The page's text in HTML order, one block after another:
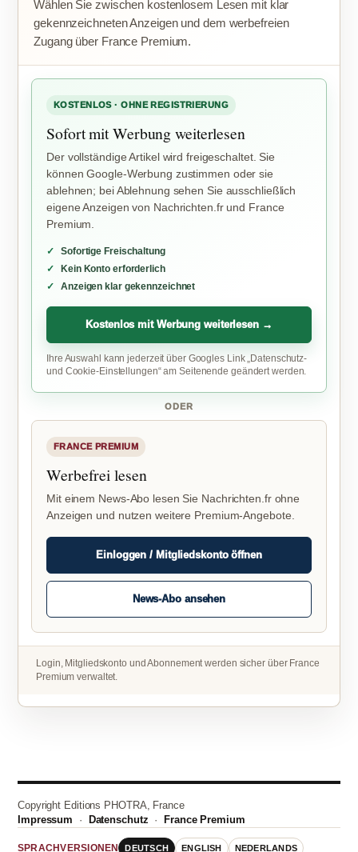
Wählen Sie zwischen kostenlosem Lesen mit klar
gekennzeichneten Anzeigen und dem werbefreien
Zugang über France Premium.
KOSTENLOS · OHNE REGISTRIERUNG
Sofort mit Werbung weiterlesen
Der vollständige Artikel wird freigeschaltet. Sie
können Google-Werbung zustimmen oder sie
ablehnen; bei Ablehnung sehen Sie ausschließlich
eigene Anzeigen von Nachrichten.fr und France
Premium.
Sofortige Freischaltung
Kein Konto erforderlich
Anzeigen klar gekennzeichnet
Kostenlos mit Werbung weiterlesen →
Ihre Auswahl kann jederzeit über Googles Link „Datenschutz-
und Cookie-Einstellungen“ am Seitenende geändert werden.
ODER
FRANCE PREMIUM
Werbefrei lesen
Mit einem News-Abo lesen Sie Nachrichten.fr ohne
Anzeigen und nutzen weitere Premium-Angebote.
Einloggen / Mitgliedskonto öffnen
News-Abo ansehen
Login, Mitgliedskonto und Abonnement werden sicher über France
Premium verwaltet.
Copyright Editions PHOTRA, France
Impressum · Datenschutz · France Premium
SPRACHVERSIONEN DEUTSCH ENGLISH NEDERLANDS